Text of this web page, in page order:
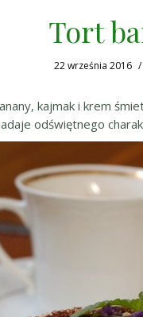
Tort
22 września 2016
kajmak i krem
odświętnego